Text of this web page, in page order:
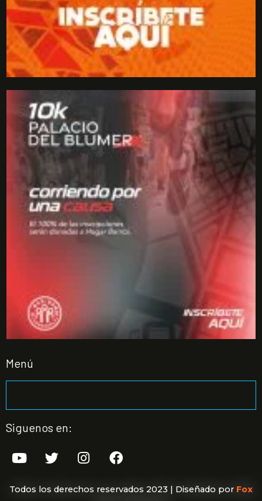
Menú
Siguenos en:
Todos los derechos reservados 2023 | Diseñado por Fox